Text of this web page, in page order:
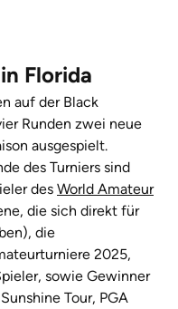
Florida
auf der Black
Runden zwei neue
ausgespielt.
des Turniers sind
des World Amateur
die sich direkt für
die
2025,
sowie Gewinner
Tour, PGA